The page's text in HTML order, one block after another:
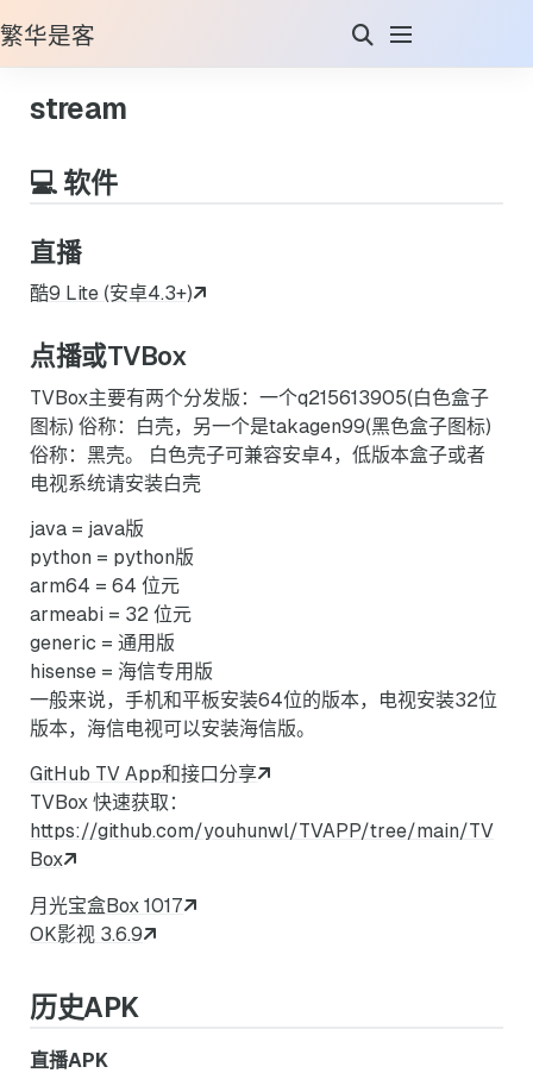
繁华是客
stream
💻 软件
直播
酷9 Lite (安卓4.3+)
点播或TVBox
TVBox主要有两个分发版：一个q215613905(白色盒子
图标) 俗称：白壳，另一个是takagen99(黑色盒子图标)
俗称：黑壳。 白色壳子可兼容安卓4，低版本盒子或者
电视系统请安装白壳
java = java版
python = python版
arm64 = 64 位元
armeabi = 32 位元
generic = 通用版
hisense = 海信专用版
一般来说，手机和平板安装64位的版本，电视安装32位
版本，海信电视可以安装海信版。
GitHub TV App和接口分享
TVBox 快速获取：
https://github.com/youhunwl/TVAPP/tree/main/TV
Box
月光宝盒Box 1017
OK影视 3.6.9
历史APK
直播APK